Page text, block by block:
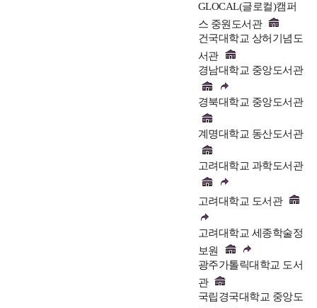
GLOCAL(글로컬)캠퍼
스 중원도서관
건국대학교 상허기념도
서관
경남대학교 중앙도서관
경북대학교 중앙도서관
계명대학교 동산도서관
고려대학교 과학도서관
고려대학교 도서관
고려대학교 세종학술정
보원
광주가톨릭대학교 도서
관
국립경국대학교 중앙도